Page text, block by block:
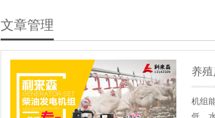
文章管理
养
机组